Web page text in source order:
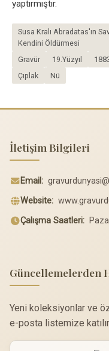
yaptırmıştır.
Susa Kralı Abradatas'ın
Kendini Öldürmesi
Gravür
19.Yüzyıl
Çıplak
Nü
İletişim Bilgileri
Email:
Website:
Çalışma Saatleri:
Güncellemelerden
Yeni koleksiyonlar ve
e-posta listemize